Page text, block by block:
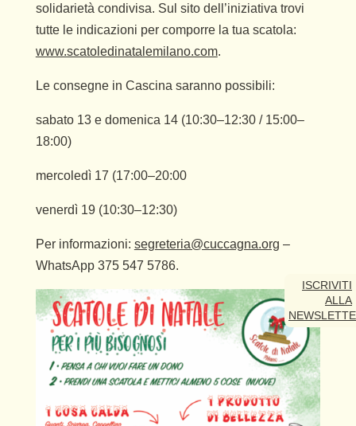
solidarietà condivisa. Sul sito dell’iniziativa trovi
tutte le indicazioni per comporre la tua scatola:
www.scatoledinatalemilano.com.
Le consegne in Cascina saranno possibili:
sabato 13 e domenica 14 (10:30–12:30 / 15:00–
18:00)
mercoledì 17 (17:00–20:00
venerdì 19 (10:30–12:30)
Per informazioni: segreteria@cuccagna.org –
WhatsApp 375 547 5786.
ISCRIVITI
ALLA